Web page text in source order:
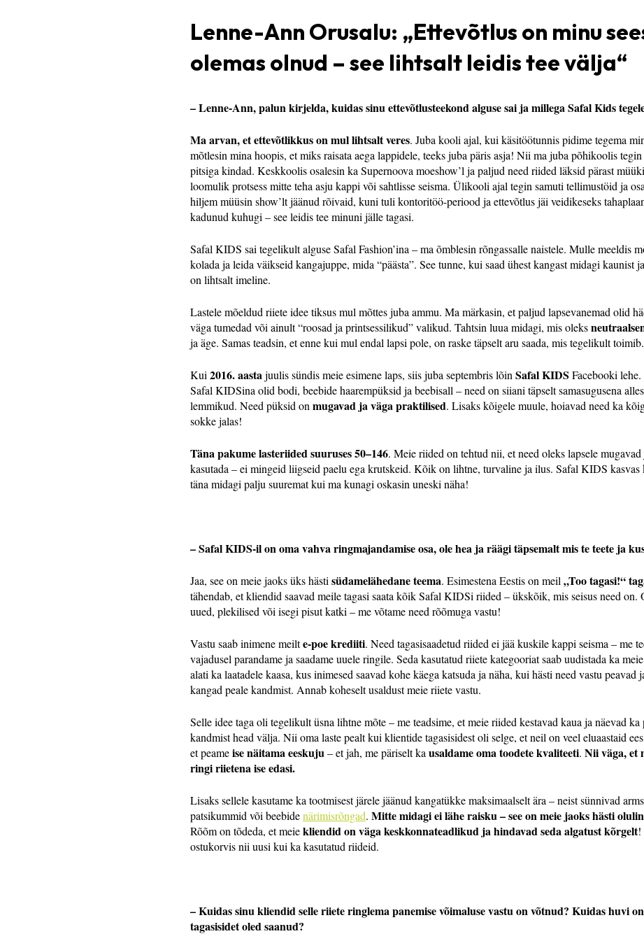
Lenne-Ann Orusalu: „Ettevõtlus on minu
olemas olnud – see lihtsalt leidis tee välja“
– Lenne-Ann, palun kirjelda, kuidas sinu ettevõtlusteekond alguse sai ja millega Safal Kids
Ma arvan, et ettevõtlikkus on mul lihtsalt veres. Juba kooli ajal, kui käsitöötunnis pidime tegema
mõtlesin mina hoopis, et miks raisata aega lappidele, teeks juba päris asja! Nii ma juba põhikoolis
pitsiga kindad. Keskkoolis osalesin ka Supernoova moeshow’l ja paljud need riided läksid pärast
loomulik protsess mitte teha asju kappi või sahtlisse seisma. Ülikooli ajal tegin samuti tellimustöid ja
hiljem müüsin show’lt jäänud rõivaid, kuni tuli kontoritöö-periood ja ettevõtlus jäi veidikeseks
kadunud kuhugi – see leidis tee minuni jälle tagasi.
Safal KIDS sai tegelikult alguse Safal Fashion’ina – ma õmblesin rõngassalle naistele. Mulle meeldis
kolada ja leida väikseid kangajuppe, mida “päästa”. See tunne, kui saad ühest kangast midagi kaunist
on lihtsalt imeline.
Lastele mõeldud riiete idee tiksus mul mõttes juba ammu. Ma märkasin, et paljud lapsevanemad olid
väga tumedad või ainult “roosad ja printsessilikud” valikud. Tahtsin luua midagi, mis oleks
ja äge. Samas teadsin, et enne kui mul endal lapsi pole, on raske täpselt aru saada, mis tegelikult
Kui 2016. aastajuulis sündis meie esimene laps, siis juba septembris lõin Safal KIDS Facebooki
Safal KIDSina olid bodi, beebide haarempüksid ja beebisall – need on siiani täpselt samasugusena
lemmikud. Need püksid on mugavad ja väga praktilised. Lisaks kõigele muule, hoiavad need ka
sokke jalas!
Täna pakume lasteriided suuruses 50–146. Meie riided on tehtud nii, et need oleks lapsele
kasutada – ei mingeid liigseid paelu ega krutskeid. Kõik on lihtne, turvaline ja ilus. Safal KIDS kasvas
täna midagi palju suuremat kui ma kunagi oskasin uneski näha!
– Safal KIDS-il on oma vahva ringmajandamise osa, ole hea ja räägi täpsemalt mis te teete ja
Jaa, see on meie jaoks üks hästi südamelähedane teema. Esimestena Eestis on meil „Too tagasi!“
tähendab, et kliendid saavad meile tagasi saata kõik Safal KIDSi riided – ükskõik, mis seisus need on.
uued, plekilised või isegi pisut katki – me võtame need rõõmuga vastu!
Vastu saab inimene meilte-poe krediiti. Need tagasisaadetud riided ei jää kuskile kappi seisma – me
vajadusel parandame ja saadame uuele ringile. Seda kasutatud riiete kategooriat saab uudistada ka meie
alati ka laatadele kaasa, kus inimesed saavad kohe käega katsuda ja näha, kui hästi need vastu peavad
kangad peale kandmist. Annab koheselt usaldust meie riiete vastu.
Selle idee taga oli tegelikult üsna lihtne mõte – me teadsime, et meie riided kestavad kaua ja näevad
kandmist head välja. Nii oma laste pealt kui klientide tagasisidest oli selge, et neil on veel eluaastaid
et peameisenäitama eeskuju– et jah, me päriselt ka usaldame oma toodete kvaliteeti. Nii väga, et
ringi riietena ise edasi.
Lisaks sellele kasutame ka tootmisest järele jäänud kangatükke maksimaalselt ära – neist sünnivad
patsikummid või beebidenärimisrõngad. Mitte midagi ei lähe raisku – see on meie jaoks hästi
Rõõm on tõdeda, et meiekliendid on väga keskkonnateadlikud ja hindavad seda algatust kõrgelt!
ostukorvis nii uusi kui ka kasutatud riideid.
– Kuidas sinu kliendid selle riiete ringlema panemise võimaluse vastu on võtnud? Kuidas huvi
tagasisidet oled saanud?